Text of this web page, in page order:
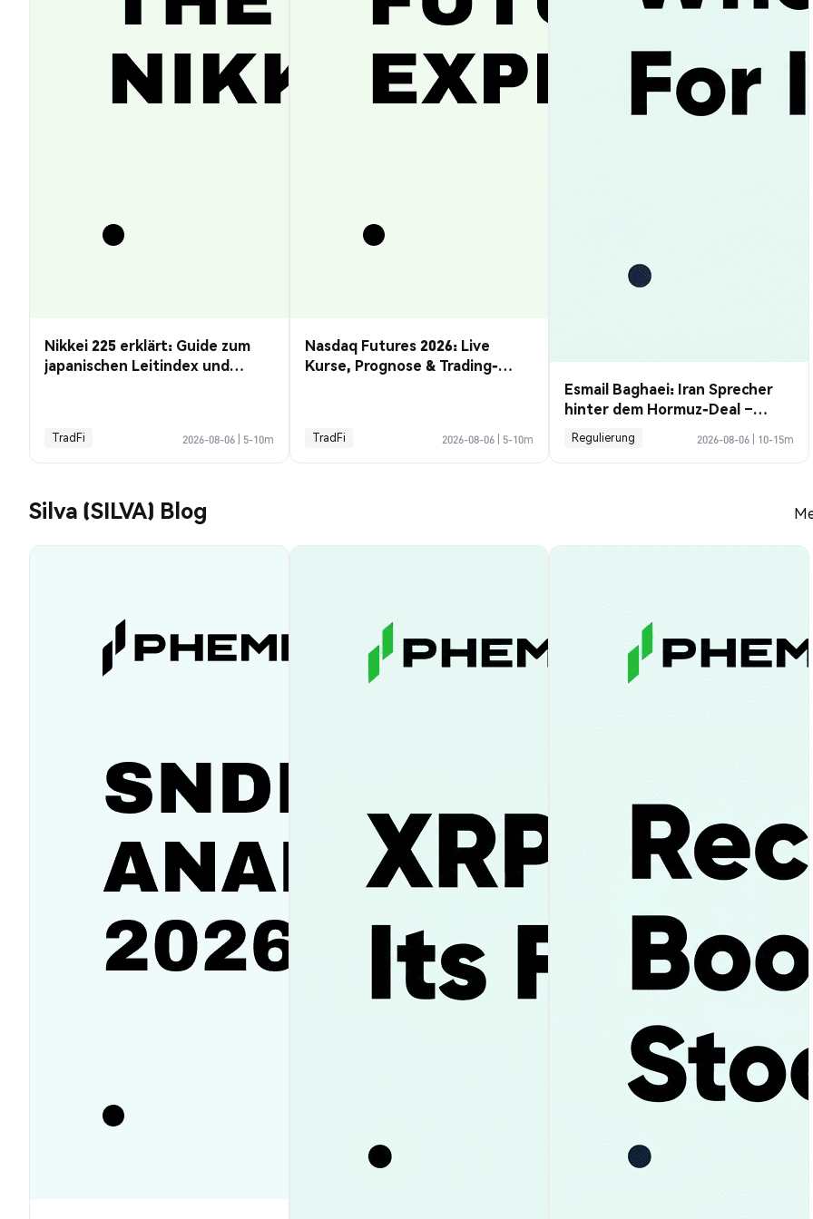
Nikkei 225 erklärt: Guide zum
japanischen Leitindex und
TradFi 2026-08-06 5-10m
Nasdaq Futures 2026: Live
Kurse, Prognose & Trading-
TradFi 2026-08-06 5-10m
Esmail Baghaei: Iran Sprecher
hinter dem Hormuz-Deal –
Profile Guide
Regulierung 2026-08-06 10-15m
Silva (SILVA) Blog